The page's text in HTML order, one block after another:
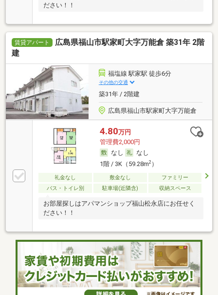
ださい！！
賃貸アパート
広島県福山市駅家町大字万能倉 築31年 2階
建
福塩線 駅家駅 徒歩6分
その他の交通
築31年 / 2階建
広島県福山市駅家町大字万能倉
4.80万円
管理費2,000円
なし
なし
1階 / 3K（59.28m2）
礼金なし 敷金なし
ファミリー
バス・トイレ別
駐車場(近隣含) 収納スペース
お部屋探しはアパマンショップ福山松永店にお任せく
ださい！！